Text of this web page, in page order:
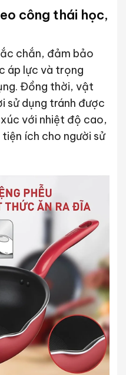
công thái học,
chắn, đảm bảo
áp lực và trọng
Đồng thời, vật
sử dụng tránh được
với nhiệt độ cao,
ích cho người sử